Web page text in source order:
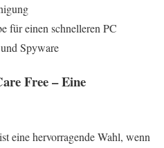
für einen schnelleren PC
Spyware
Free– Eine
ist eine hervorragende Wahl, wenn